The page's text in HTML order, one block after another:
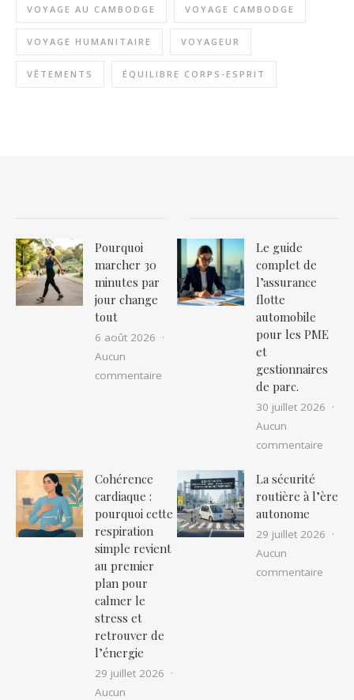
VOYAGE AU CAMBODGE VOYAGE CAMBODGE
VOYAGE HUMANITAIRE VOYAGEUR
VÊTEMENTS ÉQUILIBRE CORPS-ESPRIT
Pourquoi
marcher 30
minutes par
jour change
tout
6 août 2026
Aucun
commentaire sur Pourquoi marcher 30 minutes
Le guide
complet de
l’assurance
flotte
automobile
pour les PME
et
gestionnaires
de parc.
30 juillet 2026
Aucun
commentaire
Cohérence
cardiaque :
pourquoi cette
respiration
simple revient
au premier
plan pour
calmer le
stress et
retrouver de
l’énergie
29 juillet 2026
Aucun
La sécurité
routière à l’ère
autonome
29 juillet 2026
Aucun
commentaire